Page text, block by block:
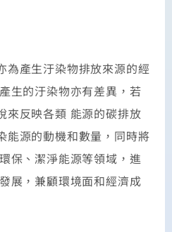
產生汙染物排放來源的經
生的汙染物亦有差異，若
來反映各類 能源的碳排放
能源的動機和數量，同時將
保、潔淨能源等領域，進
展，兼顧環境面和經濟成